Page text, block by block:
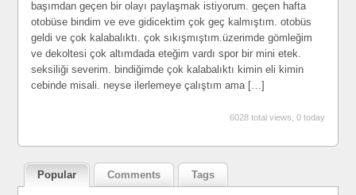
başımdan geçen bir olayı paylaşmak istiyorum. geçen hafta
otobüse bindim ve eve gidicektim çok geç kalmıştım. otobüs
geldi ve çok kalabalıktı. çok sıkışmıştım.üzerimde gömleğim
ve dekoltesi çok altımdada eteğim vardı spor bir mini etek.
seksiliği severim. bindiğimde çok kalabalıktı kimin eli kimin
cebinde misali. neyse ilerlemeye çalıştım ama […]
6028 total views, 0 today
Popular Comments Tags